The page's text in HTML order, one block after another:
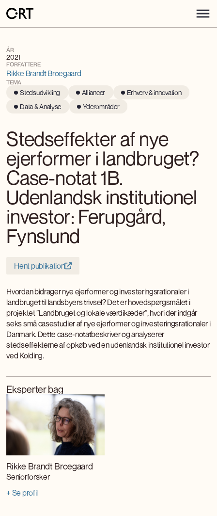
ÅR
2021
FORFATTERE
Rikke Brandt Broegaard
TEMA
Stedsudvikling Alliancer
Erhverv & innovation
Data & Analyse
Yderområder
Stedseffekter af nye
ejerformer i landbruget?
Case-notat 1B.
Udenlandsk institutionel
investor: Ferupgård,
Fynslund
Hent publikation
Hvordan bidrager nye ejerformer og investeringsrationaler i
landbruget til landsbyers trivsel? Det er hovedspørgsmålet i
projektet ”Landbruget og lokale værdikæder”, hvori der indgår
seks små casestudier af nye ejerformer og investeringsrationaler i
Danmark. Dette case-notatbeskriver og analyserer
stedseffekterne af opkøb ved en udenlandsk institutionel investor
ved Kolding.
Eksperter bag
Rikke Brandt Broegaard
Seniorforsker
+ Se profil